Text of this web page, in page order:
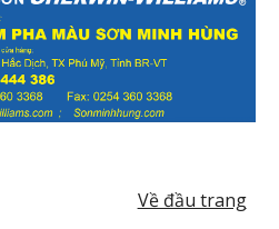
Về đầu trang